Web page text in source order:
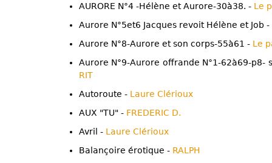
AURORE N°4 -Hélène et Aurore-30à38. - Le
Aurore N°5et6 Jacques revoit Hélène et Job
Aurore N°8-Aurore et son corps-55à61 - Le
Aurore N°9-Aurore offrande N°1-62à69-p8-
RIT
Autoroute - Laure Clérioux
AUX "TU" - FREDERIC D.
Avril - Laure Clérioux
Balançoire érotique - RALPH